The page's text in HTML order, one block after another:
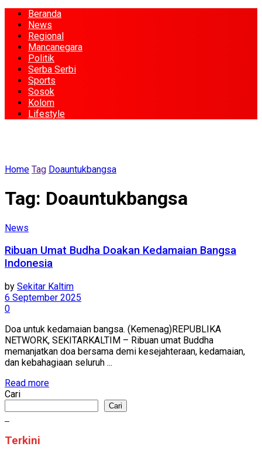
Beranda
News
Regional
Mancanegara
Politik
Serba Serbi
Sports
Sosok
Kolom
Lifestyle
Home Tag Doauntukbangsa
Tag: Doauntukbangsa
News
Ribuan Umat Budha Doakan Kedamaian Bangsa
Indonesia
by Sekitar Kaltim
6 September 2025
0
Doa untuk kedamaian bangsa. (Kemenag)REPUBLIKA
NETWORK, SEKITARKALTIM – Ribuan umat Buddha
memanjatkan doa bersama demi kesejahteraan, kedamaian,
dan kebahagiaan seluruh ...
Read more
Cari
Cari
Terkini